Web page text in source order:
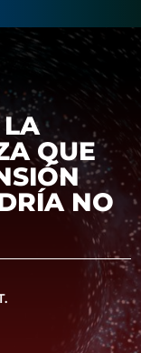
LA
QUE
NO